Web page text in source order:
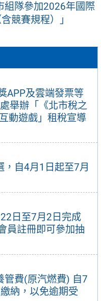
APP及雲端發票等
舉辦「《北市稅之
動遊戲」租稅宣導
自4月1日起至7月
日至7月2日完成
員註冊即可參加抽
管費(原汽燃費) 自7
納，以免逾期受
組隊參加2026年國際
競賽規程）」